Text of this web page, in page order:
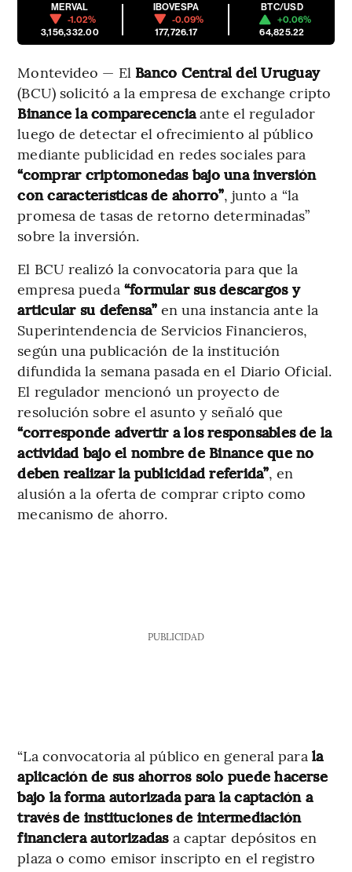
MERVAL
-1.02%
3,156,332.00
IBOVESPA
-0.09%
177,726.17
BTC/USD
+0.06%
64,825.22
Montevideo — El Banco Central del Uruguay
(BCU) solicitó a la empresa de exchange cripto
Binance la comparecenciaante el regulador
luego de detectar el ofrecimiento al público
mediante publicidad en redes sociales para
“comprar criptomonedas bajo una inversión
con características de ahorro”, junto a “la
promesa de tasas de retorno determinadas”
sobre la inversión.
El BCU realizó la convocatoria para que la
empresa pueda “formular sus descargos y
articular su defensa”en una instancia ante la
Superintendencia de Servicios Financieros,
según una publicación de la institución
difundida la semana pasada en el Diario Oficial.
El regulador mencionó un proyecto de
resolución sobre el asunto y señaló que
“corresponde advertir a los responsables de la
actividad bajo el nombre de Binance que no
deben realizar la publicidad referida”, en
alusión a la oferta de comprar cripto como
mecanismo de ahorro.
PUBLICIDAD
“La convocatoria al público en general para la
aplicación de sus ahorros solo puede hacerse
bajo la forma autorizada para la captación a
través de instituciones de intermediación
financiera autorizadasa captar depósitos en
plaza o como emisor inscripto en el registro